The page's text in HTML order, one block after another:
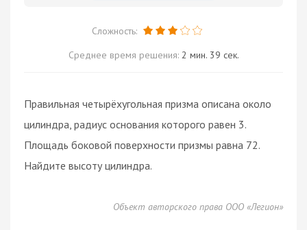
Сложность:
Среднее время решения: 2 мин. 39 сек.
Правильная четырёхугольная призма описана около
цилиндра, радиус основания которого равен 3.
Площадь боковой поверхности призмы равна 72.
Найдите высоту цилиндра.
Объект авторского права ООО «Легион»